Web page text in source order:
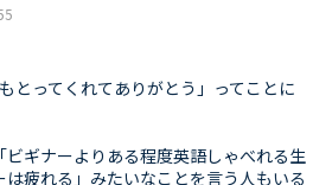
とってくれてありがとう」ってことに
ギナーよりある程度英語しゃべれる生
疲れる」みたいなことを言う人もいる